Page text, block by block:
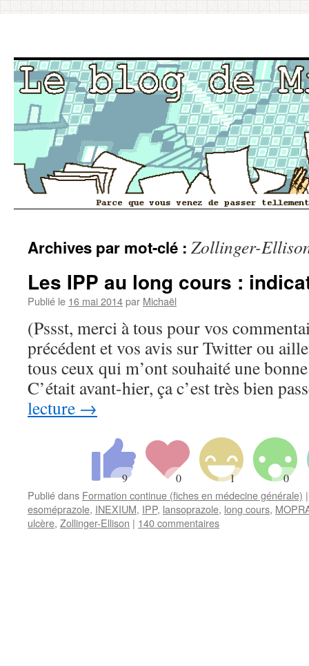
au
contenu
Archives par mot-clé : Zollinger-
Les IPP au long cours :
Publié le 16 mai 2014par Michaël
(Pssst, merci à tous pour vos
précédent et vos avis sur Twitter ou
tous ceux qui m’ont souhaité une
C’était avant-hier, ça c’est très bien
lecture →
Publié dans Formation continue (fiches en médecine générale) |
esoméprazole, INEXIUM, IPP, lansoprazole, long cours,
ulcère, Zollinger-Ellison | 140 commentaires